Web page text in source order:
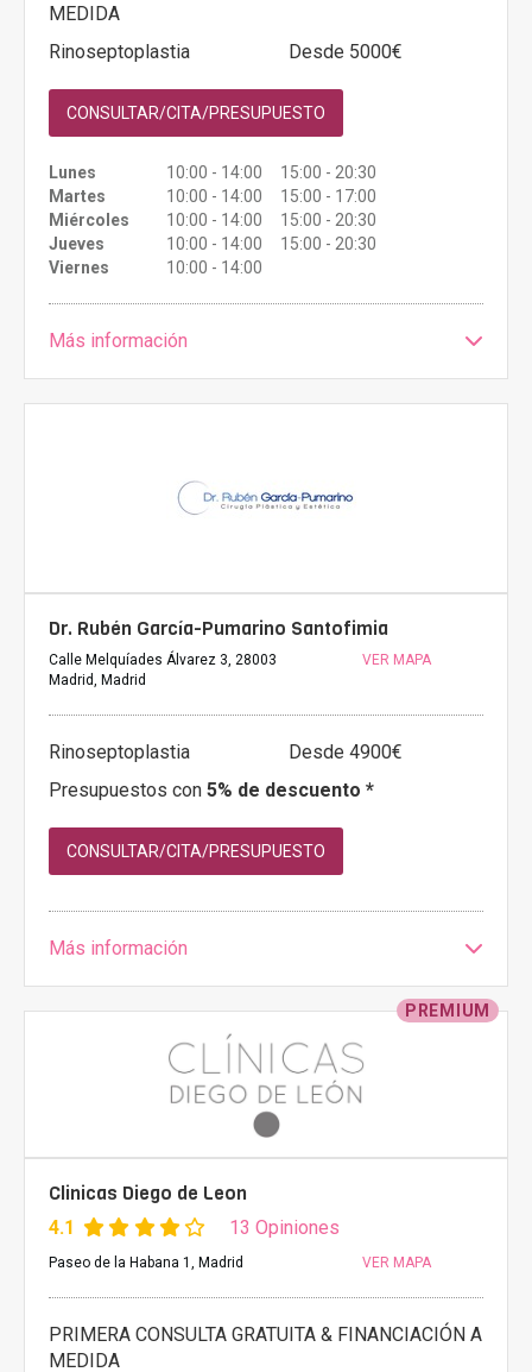
MEDIDA
Rinoseptoplastia
Desde 5000€
CONSULTAR/CITA/PRESUPUESTO
Lunes
10:00 - 14:00 15:00 - 20:30
Martes
10:00 - 14:00 15:00 - 17:00
Miércoles
10:00 - 14:00 15:00 - 20:30
Jueves
10:00 - 14:00 15:00 - 20:30
Viernes
10:00 - 14:00
Más información
Dr. Rubén García-Pumarino Santofimia
Calle Melquíades Álvarez 3, 28003
Madrid, Madrid
VER MAPA
Rinoseptoplastia
Desde 4900€
Presupuestos con 5% de descuento *
CONSULTAR/CITA/PRESUPUESTO
Más información
PREMIUM
Clinicas Diego de Leon
4.1 13 Opiniones
Paseo de la Habana 1, Madrid VER MAPA
PRIMERA CONSULTA GRATUITA & FINANCIACIÓN A
MEDIDA